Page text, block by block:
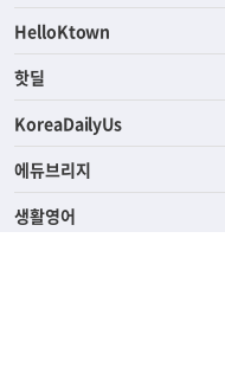
HelloKtown
핫딜
KoreaDailyUs
에듀브리지
생활영어